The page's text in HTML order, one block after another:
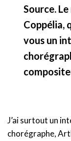
Source.
Coppélia,
vous un
J’ai surtout un
chorégraphe,